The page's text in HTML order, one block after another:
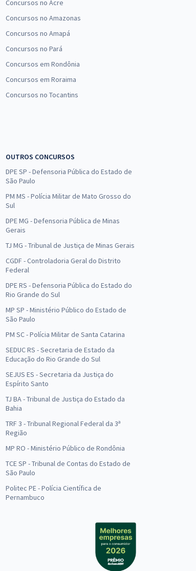
Concursos no Acre
Concursos no Amazonas
Concursos no Amapá
Concursos no Pará
Concursos em Rondônia
Concursos em Roraima
Concursos no Tocantins
OUTROS CONCURSOS
DPE SP - Defensoria Pública do Estado de
São Paulo
PM MS - Polícia Militar de Mato Grosso do
Sul
DPE MG - Defensoria Pública de Minas
Gerais
TJ MG - Tribunal de Justiça de Minas Gerais
CGDF - Controladoria Geral do Distrito
Federal
DPE RS - Defensoria Pública do Estado do
Rio Grande do Sul
MP SP - Ministério Público do Estado de
São Paulo
PM SC - Polícia Militar de Santa Catarina
SEDUC RS - Secretaria de Estado da
Educação do Rio Grande do Sul
SEJUS ES - Secretaria da Justiça do
Espírito Santo
TJ BA - Tribunal de Justiça do Estado da
Bahia
TRF 3 - Tribunal Regional Federal da 3ª
Região
MP RO - Ministério Público de Rondônia
TCE SP - Tribunal de Contas do Estado de
São Paulo
Politec PE - Polícia Científica de
Pernambuco